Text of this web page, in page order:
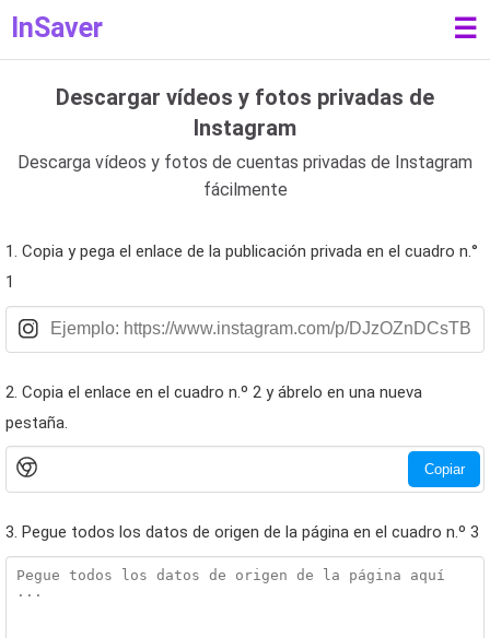
InSaver ☰
Descargar vídeos y fotos privadas de
Instagram
Descarga vídeos y fotos de cuentas privadas de Instagram
fácilmente
1. Copia y pega el enlace de la publicación privada en el cuadro n.°
1
2. Copia el enlace en el cuadro n.º 2 y ábrelo en una nueva
pestaña.
Copiar
3. Pegue todos los datos de origen de la página en el cuadro n.º 3